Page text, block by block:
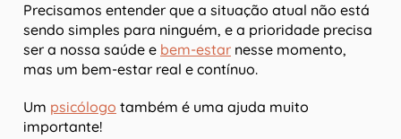
Precisamos entender que a situação atual não está
sendo simples para ninguém, e a prioridade precisa
ser a nossa saúde e bem-estar nesse momento,
mas um bem-estar real e contínuo.
Um psicólogo também é uma ajuda muito
importante!